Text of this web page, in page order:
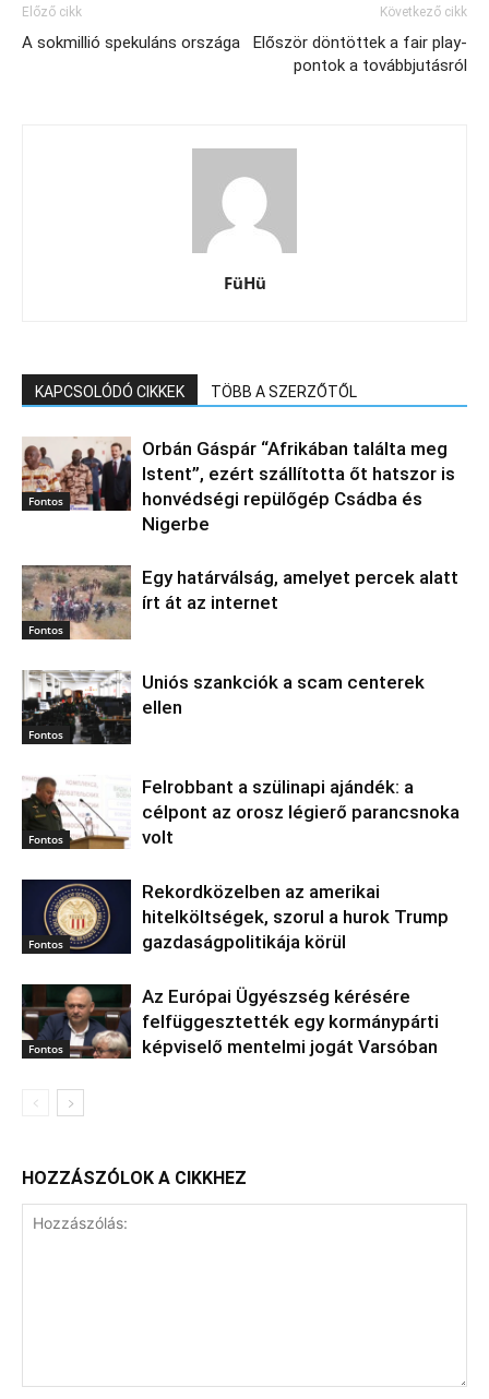
Előző cikk
A sokmillió spekuláns országa
Következő cikk
Először döntöttek a fair play-
pontok a továbbjutásról
FüHü
KAPCSOLÓDÓ CIKKEK TÖBB A SZERZŐTŐL
Fontos
Orbán Gáspár “Afrikában találta meg
Istent”, ezért szállította őt hatszor is
honvédségi repülőgép Csádba és
Nigerbe
Fontos
Egy határválság, amelyet percek alatt
írt át az internet
Fontos
Uniós szankciók a scam centerek
ellen
Fontos
Felrobbant a szülinapi ajándék: a
célpont az orosz légierő parancsnoka
volt
Fontos
Rekordközelben az amerikai
hitelköltségek, szorul a hurok Trump
gazdaságpolitikája körül
Fontos
Az Európai Ügyészség kérésére
felfüggesztették egy kormánypárti
képviselő mentelmi jogát Varsóban
HOZZÁSZÓLOK A CIKKHEZ